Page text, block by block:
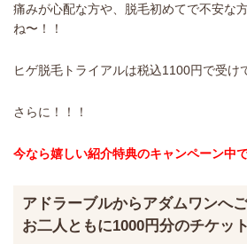
痛みが心配な方や、脱毛初めてで不安な
ね〜！！
ヒゲ脱毛トライアルは税込1100円で受け
さらに！！！
今なら嬉しい紹介特典のキャンペーン中
アドラーブルからアダムワンへ
お二人ともに1000円分のチケッ